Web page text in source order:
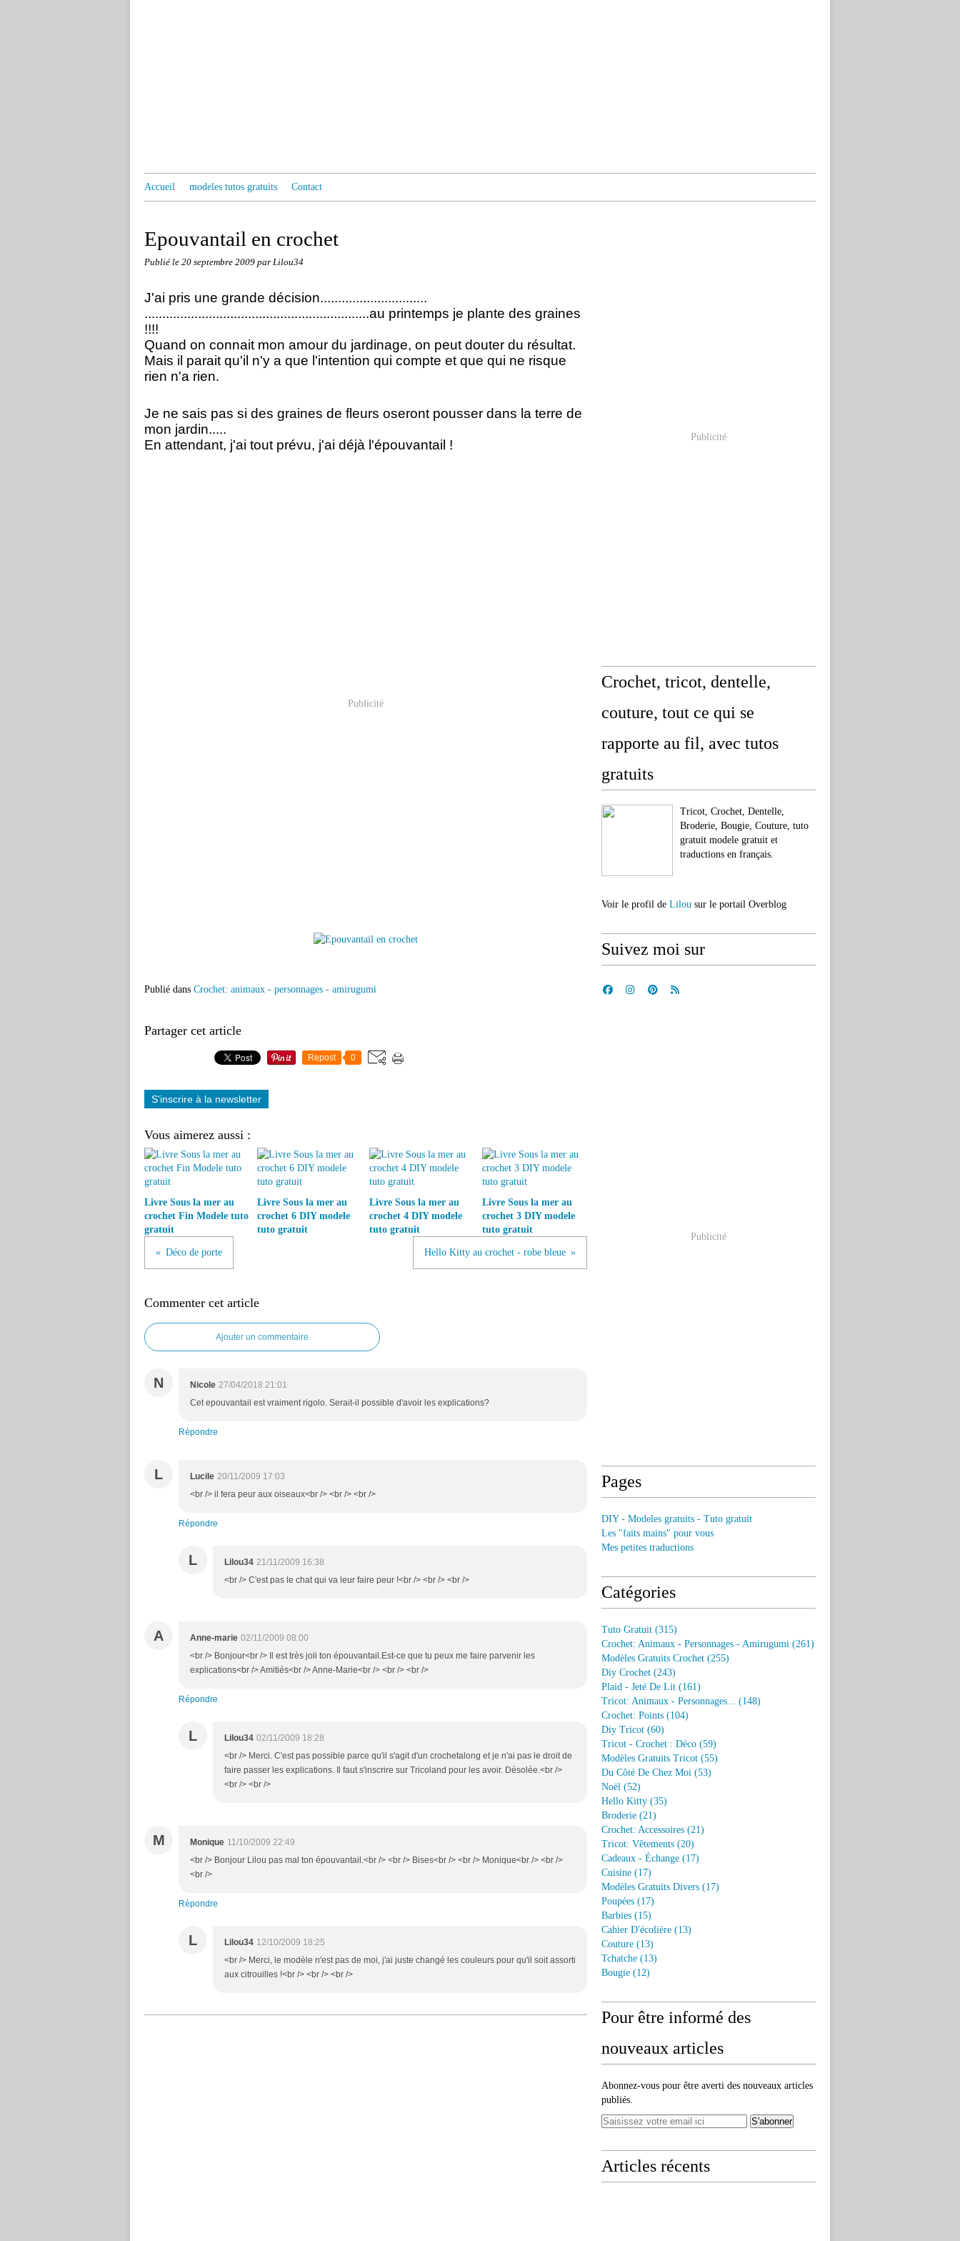
Accueil modeles tutos gratuits Contact
Epouvantail en crochet
Publié le 20 septembre 2009 par Lilou34
J'ai pris une grande décision..............................
...............................................................au printemps je plante des graines
!!!!
Quand on connait mon amour du jardinage, on peut douter du résultat.
Mais il parait qu'il n'y a que l'intention qui compte et que qui ne risque
rien n'a rien.
Je ne sais pas si des graines de fleurs oseront pousser dans la terre de
mon jardin.....
En attendant, j'ai tout prévu, j'ai déjà l'épouvantail !
Publicité
Publié dans Crochet: animaux - personnages - amirugumi
Partager cet article
Repost 0
S'inscrire à la newsletter
Vous aimerez aussi :
Livre Sous la mer au
crochet Fin Modele tuto
gratuit
Livre Sous la mer au
crochet 6 DIY modele
tuto gratuit
Livre Sous la mer au
crochet 4 DIY modele
tuto gratuit
Livre Sous la mer au
crochet 3 DIY modele
tuto gratuit
Déco de porte Hello Kitty au crochet - robe bleue
Commenter cet article
Ajouter un commentaire
N Nicole 27/04/2018 21:01
Cet epouvantail est vraiment rigolo. Serait-il possible d'avoir les explications?
Répondre
L Lucile 20/11/2009 17:03
<br /> il fera peur aux oiseaux<br /> <br /> <br />
Répondre
L Lilou34 21/11/2009 16:38
<br /> C'est pas le chat qui va leur faire peur !<br /> <br /> <br />
A Anne-marie 02/11/2009 08:00
<br /> Bonjour<br /> Il est très joli ton épouvantail.Est-ce que tu peux me faire parvenir les
explications<br /> Amitiés<br /> Anne-Marie<br /> <br /> <br />
Répondre
L Lilou34 02/11/2009 18:28
<br /> Merci. C'est pas possible parce qu'il s'agit d'un crochetalong et je n'ai pas le droit de
faire passer les explications. Il faut s'inscrire sur Tricoland pour les avoir. Désolée.<br />
<br /> <br />
M Monique 11/10/2009 22:49
<br /> Bonjour Lilou pas mal ton épouvantail.<br /> <br /> Bises<br /> <br /> Monique<br /> <br />
<br />
Répondre
L Lilou34 12/10/2009 18:25
<br /> Merci, le modèle n'est pas de moi, j'ai juste changé les couleurs pour qu'il soit assorti
aux citrouilles !<br /> <br /> <br />
Publicité
Crochet, tricot, dentelle,
couture, tout ce qui se
rapporte au fil, avec tutos
gratuits
Tricot, Crochet, Dentelle,
Broderie, Bougie, Couture, tuto
gratuit modele gratuit et
traductions en français.
Voir le profil de Lilou sur le portail Overblog
Suivez moi sur
Publicité
Pages
DIY - Modeles gratuits - Tuto gratuit
Les "faits mains" pour vous
Mes petites traductions
Catégories
Tuto Gratuit (315)
Crochet: Animaux - Personnages - Amirugumi (261)
Modèles Gratuits Crochet (255)
Diy Crochet (243)
Plaid - Jeté De Lit (161)
Tricot: Animaux - Personnages... (148)
Crochet: Points (104)
Diy Tricot (60)
Tricot - Crochet : Déco (59)
Modèles Gratuits Tricot (55)
Du Côté De Chez Moi (53)
Noël (52)
Hello Kitty (35)
Broderie (21)
Crochet: Accessoires (21)
Tricot: Vêtements (20)
Cadeaux - Échange (17)
Cuisine (17)
Modèles Gratuits Divers (17)
Poupées (17)
Barbies (15)
Cahier D'écolière (13)
Couture (13)
Tchatche (13)
Bougie (12)
Pour être informé des
nouveaux articles
Abonnez-vous pour être averti des nouveaux articles
publiés.
Articles récents